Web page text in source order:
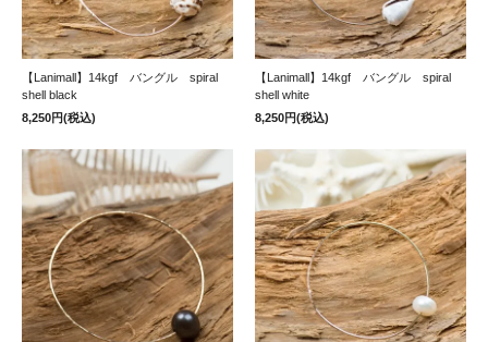
【Lanimall】14kgf バングル spiral
shell black
8,250円(税込)
【Lanimall】14kgf バングル spiral
shell white
8,250円(税込)